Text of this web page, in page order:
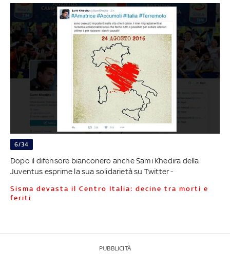
6/34
Dopo il difensore bianconero anche Sami Khedira della
Juventus esprime la sua solidarietà su Twitter -
Sisma devasta il Centro Italia: decine tra morti e
feriti
PUBBLICITÀ